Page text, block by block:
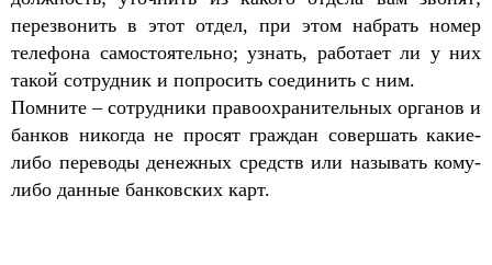
перезвонить в этот отдел, при этом набрать номер
телефона самостоятельно; узнать, работает ли у них
такой сотрудник и попросить соединить с ним.
Помните – сотрудники правоохранительных органов и
банков никогда не просят граждан совершать какие-
либо переводы денежных средств или называть кому-
либо данные банковских карт.